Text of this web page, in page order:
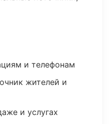
и телефонам
жителей и
и услугах